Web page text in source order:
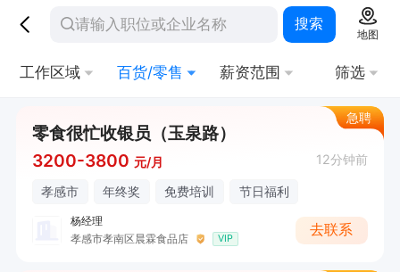
搜索
地图
工作区域 百货/零售 薪资范围 筛选
急聘
零食很忙收银员（玉泉路）
3200-3800 元/月 12分钟前
孝感市 年终奖 免费培训 节日福利
杨经理
孝感市孝南区晨霖食品店
VIP
去联系